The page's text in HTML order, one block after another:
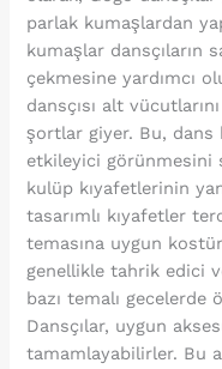
parlak kumaşlardan
kumaşlar dansçıların
çekmesine yardımcı
dansçısı alt
şortlar giyer. Bu,
etkileyici görünmesini
kulüp kıyafetlerinin
tasarımlı kıyafetler
temasına uygun
genellikle tahrik edici
bazı temalı
Dansçılar, uygun
tamamlayabilirler. Bu